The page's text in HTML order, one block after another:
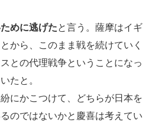
めに逃げたと言う。薩摩はイギ
から、このまま戦を続けていく
との代理戦争ということになっ
たと。
にかこつけて、どちらが日本を
のではないかと慶喜は考えてい